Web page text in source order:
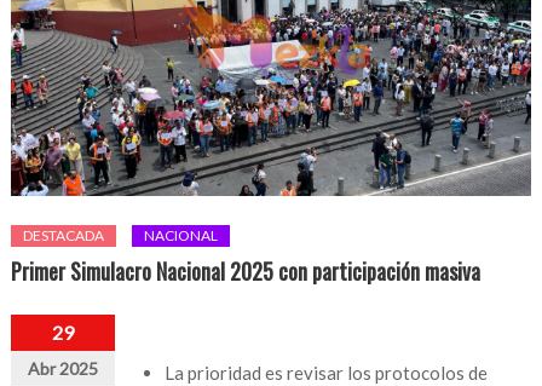
DESTACADA NACIONAL
Primer Simulacro Nacional 2025 con participación masiva
29
Abr 2025
La prioridad es revisar los protocolos de